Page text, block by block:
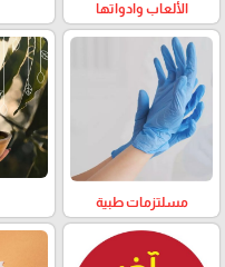
الألعاب وادواتها
مسلتزمات طبية